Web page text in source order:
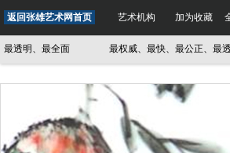
返回张雄艺术网首页 艺术机构 加为收藏
明、最全面 最权威、最快、最公正、最透明